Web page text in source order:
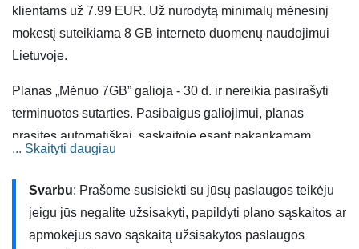
klientams už 7.99 EUR. Už nurodytą minimalų mėnesinį
mokestį suteikiama 8 GB interneto duomenų naudojimui
Lietuvoje.
Planas „Mėnuo 7GB” galioja - 30 d. ir nereikia pasirašyti
terminuotos sutarties. Pasibaigus galiojimui, planas
prasitęs automatiškai, sąskaitoje esant pakankamam
pinigų likučiui. Kitu atveju planas bus išjungtas ir galios
standartiniai tarifai.
Paslaugos taip pat suteikiamos ir Europos Sąjungos (ES)
bei Europos ekonominės erdvės (EEE) šalyse naudojantis
... Skaityti daugiau
Svarbu: Prašome susisiekti su jūsų paslaugos teikėju
jeigu jūs negalite užsisakyti, papildyti plano sąskaitos ar
apmokėjus savo sąskaitą užsisakytos paslaugos